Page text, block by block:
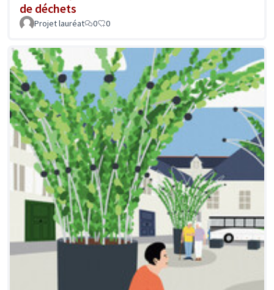
de déchets
Projet lauréat 0 0